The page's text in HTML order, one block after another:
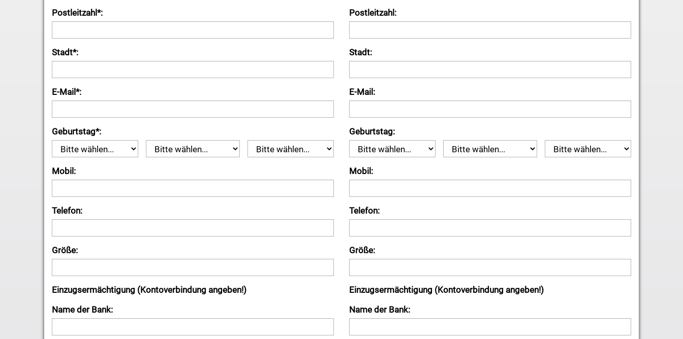
Postleitzahl*:
Stadt*:
E-Mail*:
Geburtstag*:
Mobil:
Telefon:
Größe:
Einzugsermächtigung (Kontoverbindung angeben!)
Name der Bank:
Postleitzahl:
Stadt:
E-Mail:
Geburtstag:
Mobil:
Telefon:
Größe:
Einzugsermächtigung (Kontoverbindung angeben!)
Name der Bank: